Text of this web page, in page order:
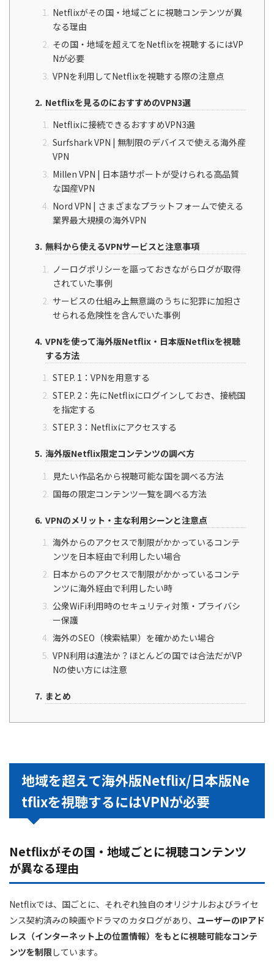
Netflixがその国・地域ごとに視聴コンテンツが異
なる理由
その国・地域を超えてをNetflixを視聴するにはVP
Nが必要
VPNを利用してNetflixを視聴する際の注意点
Netflixを見るのにおすすめのVPN3選
Netflixに接続できるおすすめVPN3選
Surfshark VPN | 無制限のデバイスで使える海外産
VPN
Millen VPN | 日本語サポートが受けられる高品質
な国産VPN
Nord VPN | さまざまなプラットフォームで使える
業界最大規模の海外VPN
無料から使えるVPNサービスと注意事項
ノーログポリシーを謳っておきながらログが取得
されていた事例
サービスの仕組み上無意識のうちに犯罪に加担さ
せられる危険性を含んでいた事例
VPNを使って海外版Netflix・日本版Netflixを視聴
する方法
STEP. 1：VPNを用意する
STEP. 2：先にNetflixにログインしておき、接続国
を指定する
STEP. 3：Netflixにアクセスする
海外版Netflix限定コンテンツの調べ方
見たい作品名から視聴可能な国を調べる方法
国毎の限定コンテンツ一覧を調べる方法
VPNのメリット・主な利用シーンと注意点
海外からのアクセスで制限がかかっているコンテ
ンツを日本経由で利用したい場合
日本からのアクセスで制限がかかっているコンテ
ンツに海外経由で利用したい時
公衆WiFi利用時のセキュリティ対策・プライバシ
ー保護
海外のSEO（検索結果）を確かめたい場合
VPN利用は違法か？ほとんどの国では合法だがVP
Nの使い方には注意
まとめ
地域を超えて海外版Netflix/日本版Ne
tflixを視聴するにはVPNが必要
Netflixがその国・地域ごとに視聴コンテンツ
が異なる理由
Netflixでは、 国ごとに、それぞれ独自のオリジナルおよびライセ
ンス契約済みの映画やドラマのカタログがあり、 ユーザーのIPアド
レス（インターネット上の位置情報）をもとに視聴可能なコンテ
ンツを制限 しています。